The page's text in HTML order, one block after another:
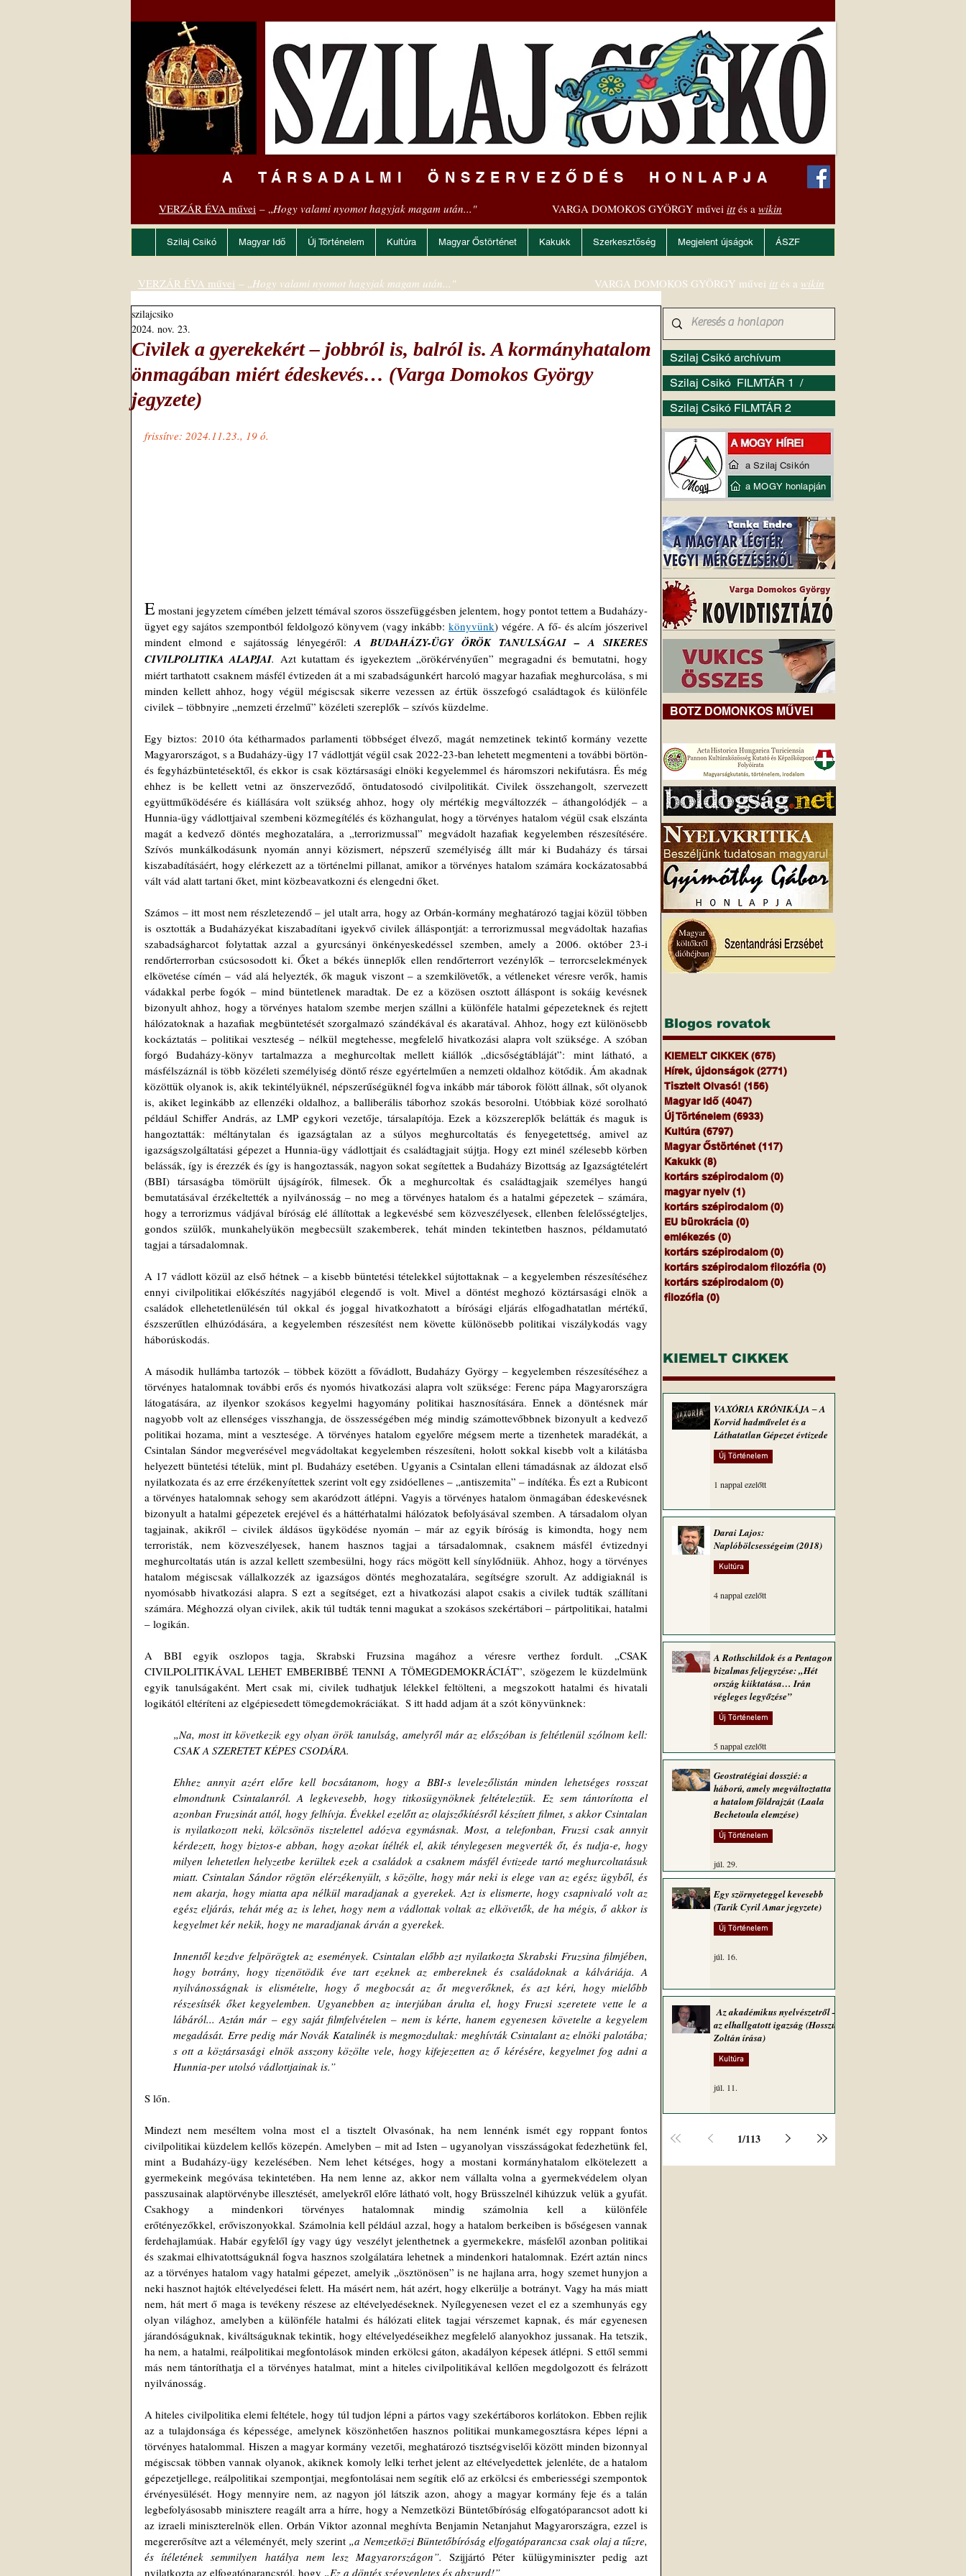
A TÁRSADALMI ÖNSZERVEZŐDÉS HONLAPJA
VERZÁR ÉVA művei – „Hogy valami nyomot hagyjak magam után..." VARGA DOMOKOS GYÖRGY művei ittés a wikin
Szilaj Csikó Magyar Idő Új Történelem Kultúra Magyar Őstörténet Kakukk Szerkesztőség Megjelent újságok ÁSZF
Civilek a gyerekekért ‒ jobbról is, balról is. A kormányhatalom
önmagában miért édeskevés… (Varga Domokos György
jegyzete)
szilajcsiko
2024. nov. 23.
frissítve: 2024.11.23., 19 ó.
E mostani jegyzetem címében jelzett témával szoros összefüggésben jelentem, hogy pontot tettem a Budaházy-
ügyet egy sajátos szempontból feldolgozó könyvem (vagy inkább: könyvünk) végére. A fő- és alcím jószerivel
mindent elmond e sajátosság lényegéről: A BUDAHÁZY-ÜGY ÖRÖK TANULSÁGAI – A SIKERES
CIVILPOLITIKA ALAPJAI. Azt kutattam és igyekeztem „örökérvényűen” megragadni és bemutatni, hogy
miért tarthatott csaknem másfél évtizeden át a mi szabadságunkért harcoló magyar hazafiak meghurcolása, s mi
minden kellett ahhoz, hogy végül mégiscsak sikerre vezessen az értük összefogó családtagok és különféle
civilek – többnyire „nemzeti érzelmű” közéleti szereplők – szívós küzdelme.
Egy biztos: 2010 óta kétharmados parlamenti többséget élvező, magát nemzetinek tekintő kormány vezette
Magyarországot, s a Budaházy-ügy 17 vádlottját végül csak 2022-23-ban lehetett megmenteni a további börtön-
és fegyházbüntetésektől, és ekkor is csak köztársasági elnöki kegyelemmel és háromszori nekifutásra. És még
ehhez is be kellett vetni az önszerveződő, öntudatosodó civilpolitikát. Civilek összehangolt, szervezett
együttműködésére és kiállására volt szükség ahhoz, hogy oly mértékig megváltozzék – áthangolódjék – a
Hunnia-ügy vádlottjaival szembeni közmegítélés és közhangulat, hogy a törvényes hatalom végül csak elszánta
magát a kedvező döntés meghozatalára, a „terrorizmussal” megvádolt hazafiak kegyelemben részesítésére.
Szívós munkálkodásunk nyomán annyi közismert, népszerű személyiség állt már ki Budaházy és társai
kiszabadításáért, hogy elérkezett az a történelmi pillanat, amikor a törvényes hatalom számára kockázatosabbá
vált vád alatt tartani őket, mint közbeavatkozni és elengedni őket.
Számos – itt most nem részletezendő – jel utalt arra, hogy az Orbán-kormány meghatározó tagjai közül többen
is osztották a Budaházyékat kiszabadítani igyekvő civilek álláspontját: a terrorizmussal megvádoltak hazafias
szabadságharcot folytattak azzal a gyurcsányi önkényeskedéssel szemben, amely a 2006. október 23-i
rendőrterrorban csúcsosodott ki. Őket a békés ünneplők ellen rendőrterrort vezénylők ‒ terrorcselekmények
elkövetése címén ‒ vád alá helyezték, ők maguk viszont – a szemkilövetők, a vétleneket véresre verők, hamis
vádakkal perbe fogók – mind büntetlenek maradtak. De ez a közösen osztott álláspont is sokáig kevésnek
bizonyult ahhoz, hogy a törvényes hatalom szembe merjen szállni a különféle hatalmi gépezeteknek és rejtett
hálózatoknak a hazafiak megbüntetését szorgalmazó szándékával és akaratával. Ahhoz, hogy ezt különösebb
kockáztatás – politikai veszteség – nélkül megtehesse, megfelelő hivatkozási alapra volt szüksége. A szóban
forgó Budaházy-könyv tartalmazza a meghurcoltak mellett kiállók „dicsőségtábláját”: mint látható, a
másfélszáznál is több közéleti személyiség döntő része egyértelműen a nemzeti oldalhoz kötődik. Ám akadnak
közöttük olyanok is, akik tekintélyüknél, népszerűségüknél fogva inkább már táborok fölött állnak, sőt olyanok
is, akiket leginkább az ellenzéki oldalhoz, a balliberális táborhoz szokás besorolni. Utóbbiak közé sorolható
például Schiffer András, az LMP egykori vezetője, társalapítója. Ezek a közszereplők belátták és maguk is
hangoztatták: méltánytalan és igazságtalan az a súlyos meghurcoltatás és fenyegetettség, amivel az
igazságszolgáltatási gépezet a Hunnia-ügy vádlottjait és családtagjait sújtja. Hogy ezt minél szélesebb körben
belássák, így is érezzék és így is hangoztassák, nagyon sokat segítettek a Budaházy Bizottság az Igazságtételért
(BBI) társaságba tömörült újságírók, filmesek. Ők a meghurcoltak és családtagjaik személyes hangú
bemutatásával érzékeltették a nyilvánosság – no meg a törvényes hatalom és a hatalmi gépezetek – számára,
hogy a terrorizmus vádjával bíróság elé állítottak a legkevésbé sem közveszélyesek, ellenben felelősségteljes,
gondos szülők, munkahelyükön megbecsült szakemberek, tehát minden tekintetben hasznos, példamutató
tagjai a társadalomnak.
A 17 vádlott közül az első hétnek – a kisebb büntetési tételekkel sújtottaknak – a kegyelemben részesítéséhez
ennyi civilpolitikai előkészítés nagyjából elegendő is volt. Mivel a döntést meghozó köztársasági elnök a
családok ellehetetlenülésén túl okkal és joggal hivatkozhatott a bírósági eljárás elfogadhatatlan mértékű,
észszerűtlen elhúzódására, a kegyelemben részesítést nem követte különösebb politikai viszálykodás vagy
háborúskodás.
A második hullámba tartozók – többek között a fővádlott, Budaházy György – kegyelemben részesítéséhez a
törvényes hatalomnak további erős és nyomós hivatkozási alapra volt szüksége: Ferenc pápa Magyarországra
látogatására, az ilyenkor szokásos kegyelmi hagyomány politikai hasznosítására. Ennek a döntésnek már
nagyobb volt az ellenséges visszhangja, de összességében még mindig számottevőbbnek bizonyult a kedvező
politikai hozama, mint a vesztesége. A törvényes hatalom egyelőre mégsem merte a tizenhetek maradékát, a
Csintalan Sándor megverésével megvádoltakat kegyelemben részesíteni, holott sokkal kisebb volt a kilátásba
helyezett büntetési tételük, mint pl. Budaházy esetében. Ugyanis a Csintalan elleni támadásnak az áldozat első
nyilatkozata és az erre érzékenyítettek szerint volt egy zsidóellenes – „antiszemita” – indítéka. És ezt a Rubicont
a törvényes hatalomnak sehogy sem akaródzott átlépni. Vagyis a törvényes hatalom önmagában édeskevésnek
bizonyult a hatalmi gépezetek erejével és a háttérhatalmi hálózatok befolyásával szemben. A társadalom olyan
tagjainak, akikről – civilek áldásos ügyködése nyomán – már az egyik bíróság is kimondta, hogy nem
terroristák, nem közveszélyesek, hanem hasznos tagjai a társadalomnak, csaknem másfél évtizednyi
meghurcoltatás után is azzal kellett szembesülni, hogy rács mögött kell sínylődniük. Ahhoz, hogy a törvényes
hatalom mégiscsak vállalkozzék az igazságos döntés meghozatalára, segítségre szorult. Az addigiaknál is
nyomósabb hivatkozási alapra. S ezt a segítséget, ezt a hivatkozási alapot csakis a civilek tudták szállítani
számára. Méghozzá olyan civilek, akik túl tudták tenni magukat a szokásos szekértábori – pártpolitikai, hatalmi
– logikán.
A BBI egyik oszlopos tagja, Skrabski Fruzsina magához a véresre verthez fordult. „CSAK
CIVILPOLITIKÁVAL LEHET EMBERIBBÉ TENNI A TÖMEGDEMOKRÁCIÁT”, szögezem le küzdelmünk
egyik tanulságaként. Mert csak mi, civilek tudhatjuk lélekkel feltölteni, a megszokott hatalmi és hivatali
logikától eltéríteni az elgépiesedett tömegdemokráciákat.  S itt hadd adjam át a szót könyvünknek:
„Na, most itt következik egy olyan örök tanulság, amelyről már az előszóban is feltétlenül szólnom kell:
CSAK A SZERETET KÉPES CSODÁRA.
Ehhez annyit azért előre kell bocsátanom, hogy a BBI-s levelezőlistán minden lehetséges rosszat
elmondtunk Csintalanról. A legkevesebb, hogy titkosügynöknek feltételeztük. Ez sem tántorította el
azonban Fruzsinát attól, hogy felhívja. Évekkel ezelőtt az olajszőkítésről készített filmet, s akkor Csintalan
is nyilatkozott neki, kölcsönös tisztelettel adózva egymásnak. Most, a telefonban, Fruzsi csak annyit
kérdezett, hogy biztos-e abban, hogy azokat ítélték el, akik ténylegesen megverték őt, és tudja-e, hogy
milyen lehetetlen helyzetbe kerültek ezek a családok a csaknem másfél évtizede tartó meghurcoltatásuk
miatt. Csintalan Sándor rögtön elérzékenyült, s közölte, hogy már neki is elege van az egész ügyből, és
nem akarja, hogy miatta apa nélkül maradjanak a gyerekek. Azt is elismerte, hogy csapnivaló volt az
egész eljárás, tehát még az is lehet, hogy nem a vádlottak voltak az elkövetők, de ha mégis, ő akkor is
kegyelmet kér nekik, hogy ne maradjanak árván a gyerekek.
Innentől kezdve felpörögtek az események. Csintalan előbb azt nyilatkozta Skrabski Fruzsina filmjében,
hogy botrány, hogy tizenötödik éve tart ezeknek az embereknek és családoknak a kálváriája. A
nyilvánosságnak is elismételte, hogy ő megbocsát az őt megverőknek, és azt kéri, hogy mielőbb
részesítsék őket kegyelemben. Ugyanebben az interjúban árulta el, hogy Fruzsi szeretete vette le a
lábáról... Aztán már – egy saját filmfelvételen – nem is kérte, hanem egyenesen követelte a kegyelem
megadását. Erre pedig már Novák Katalinék is megmozdultak: meghívták Csintalant az elnöki palotába;
s ott a köztársasági elnök asszony közölte vele, hogy kifejezetten az ő kérésére, kegyelmet fog adni a
Hunnia-per utolsó vádlottjainak is.”
S lőn.
Mindezt nem meséltem volna most el a tisztelt Olvasónak, ha nem lennénk ismét egy roppant fontos
civilpolitikai küzdelem kellős közepén. Amelyben – mit ad Isten – ugyanolyan visszásságokat fedezhetünk fel,
mint a Budaházy-ügy kezelésében. Nem lehet kétséges, hogy a mostani kormányhatalom elkötelezett a
gyermekeink megóvása tekintetében. Ha nem lenne az, akkor nem vállalta volna a gyermekvédelem olyan
passzusainak alaptörvénybe illesztését, amelyekről előre látható volt, hogy Brüsszelnél kihúzzuk velük a gyufát.
Csakhogy a mindenkori törvényes hatalomnak mindig számolnia kell a különféle
erőtényezőkkel, erőviszonyokkal. Számolnia kell például azzal, hogy a hatalom berkeiben is bőségesen vannak
ferdehajlamúak. Habár egyfelől így vagy úgy veszélyt jelenthetnek a gyermekekre, másfelől azonban politikai
és szakmai elhivatottságuknál fogva hasznos szolgálatára lehetnek a mindenkori hatalomnak. Ezért aztán nincs
az a törvényes hatalom vagy hatalmi gépezet, amelyik „ösztönösen” is ne hajlana arra, hogy szemet hunyjon a
neki hasznot hajtók eltévelyedései felett. Ha másért nem, hát azért, hogy elkerülje a botrányt. Vagy ha más miatt
nem, hát mert ő maga is tevékeny részese az eltévelyedéseknek. Nyílegyenesen vezet el ez a szemhunyás egy
olyan világhoz, amelyben a különféle hatalmi és hálózati elitek tagjai vérszemet kapnak, és már egyenesen
járandóságuknak, kiváltságuknak tekintik, hogy eltévelyedéseikhez megfelelő alanyokhoz jussanak. Ha tetszik,
ha nem, a hatalmi, reálpolitikai megfontolások minden erkölcsi gáton, akadályon képesek átlépni. S ettől semmi
más nem tántoríthatja el a törvényes hatalmat, mint a hiteles civilpolitikával kellően megdolgozott és felrázott
nyilvánosság.
A hiteles civilpolitika elemi feltétele, hogy túl tudjon lépni a pártos vagy szekértáboros korlátokon. Ebben rejlik
az a tulajdonsága és képessége, amelynek köszönhetően hasznos politikai munkamegosztásra képes lépni a
törvényes hatalommal. Hiszen a magyar kormány vezetői, meghatározó tisztségviselői között minden bizonnyal
mégiscsak többen vannak olyanok, akiknek komoly lelki terhet jelent az eltévelyedettek jelenléte, de a hatalom
gépezetjellege, reálpolitikai szempontjai, megfontolásai nem segítik elő az erkölcsi és emberiességi szempontok
érvényesülését. Hogy mennyire nem, az nagyon jól látszik azon, ahogy a magyar kormány feje és a talán
legbefolyásosabb minisztere reagált arra a hírre, hogy a Nemzetközi Büntetőbíróság elfogatóparancsot adott ki
az izraeli miniszterelnök ellen. Orbán Viktor azonnal meghívta Benjamin Netanjahut Magyarországra, ezzel is
megererősítve azt a véleményét, mely szerint „a Nemzetközi Büntetőbíróság elfogatóparancsa csak olaj a tűzre,
és ítéletének semmilyen hatálya nem lesz Magyarországon”. Szijjártó Péter külügyminiszter pedig azt
nyilatkozta az elfogatóparancsról, hogy „Ez a döntés szégyenletes és abszurd!”
Szilaj Csikó archívum
Szilaj Csikó FILMTÁR 1 /
Szilaj Csikó FILMTÁR 2
VERZÁR ÉVA művei – „Hogy valami nyomot hagyjak magam után..." VARGA DOMOKOS GYÖRGY művei itt és a wikin
BOTZ DOMONKOS MŰVEI
Blogos rovatok
KIEMELT CIKKEK (675)
Hírek, újdonságok (2771)
Tisztelt Olvasó! (156)
Magyar Idő (4047)
Új Történelem (6933)
Kultúra (6797)
Magyar Őstörténet (117)
Kakukk (8)
kortárs szépirodalom (0)
magyar nyelv (1)
kortárs szépirodalom (0)
EU bürokrácia (0)
emlékezés (0)
kortárs szépirodalom (0)
kortárs szépirodalom filozófia (0)
kortárs szépirodalom (0)
filozófia (0)
KIEMELT CIKKEK
VAXÓRIA KRÓNIKÁJA ‒ A
Korvid hadművelet és a
Láthatatlan Gépezet évtizede
Új Történelem
1 nappal ezelőtt
Darai Lajos:
Naplóbölcsességeim (2018)
Kultúra
4 nappal ezelőtt
A Rothschildok és a Pentagon
bizalmas feljegyzése: „Hét
ország kiiktatása… Irán
végleges legyőzése”
Új Történelem
5 nappal ezelőtt
Geostratégiai dosszié: a
háború, amely megváltoztatta
a hatalom földrajzát (Laala
Bechetoula elemzése)
Új Történelem
júl. 29.
Egy szörnyeteggel kevesebb
(Tarik Cyril Amar jegyzete)
Új Történelem
júl. 16.
Az akadémikus nyelvészetről –
az elhallgatott igazság (Hosszú
Zoltán írása)
Kultúra
júl. 11.
1/113
a Szilaj Csikón
a MOGY honlapján